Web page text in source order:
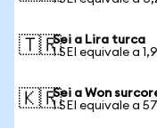
🇹🇷Sei a Lira turca
1 SEI equivale a
🇰🇷Sei a Won
1 SEI equivale a